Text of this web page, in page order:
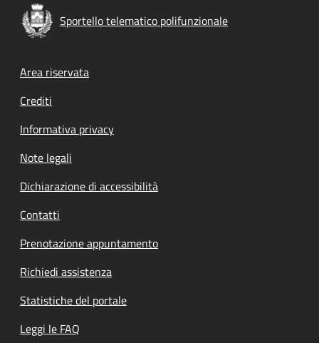
Sportello telematico polifunzionale
Footer menu
Area riservata
Crediti
Informativa privacy
Note legali
Dichiarazione di accessibilità
Contatti
Prenotazione appuntamento
Richiedi assistenza
Statistiche del portale
Leggi le FAQ